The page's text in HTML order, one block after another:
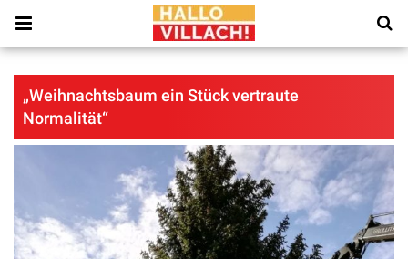
„Weihnachtsbaum ein Stück vertraute
Normalität“